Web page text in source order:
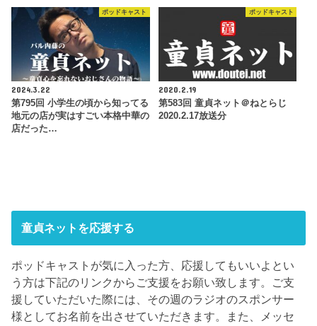
ポッドキャスト
2024.3.22
第795回 小学生の頃から知ってる
地元の店が実はすごい本格中華の
店だった…
ポッドキャスト
2020.2.19
第583回 童貞ネット＠ねとらじ
2020.2.17放送分
童貞ネットを応援する
ポッドキャストが気に入った方、応援してもいいよとい
う方は下記のリンクからご支援をお願い致します。ご支
援していただいた際には、その週のラジオのスポンサー
様としてお名前を出させていただきます。また、メッセ